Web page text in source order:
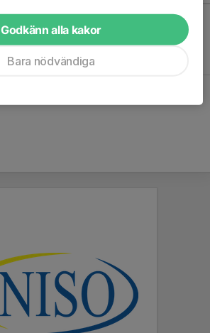
Godkänn alla kakor
Bara nödvändiga